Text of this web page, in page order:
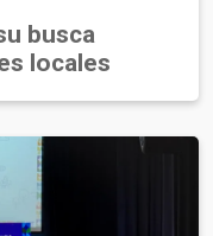
busca
locales